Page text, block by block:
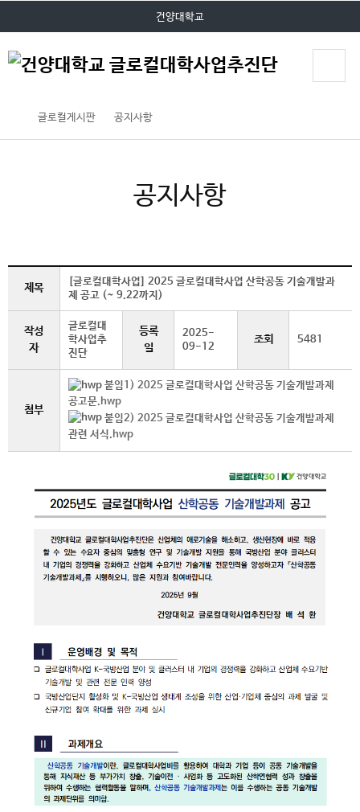
건양대학교
글로컬게시판 공지사항
공지사항
제목
[글로컬대학사업] 2025 글로컬대학사업 산학공동 기술개발과
제 공고 (~ 9.22까지)
작성
자
글로컬대
학사업추
진단
등록
일
2025-
09-12
조회 5481
첨부
붙임1) 2025 글로컬대학사업 산학공동 기술개발과제
공고문.hwp
붙임2) 2025 글로컬대학사업 산학공동 기술개발과제
관련 서식.hwp